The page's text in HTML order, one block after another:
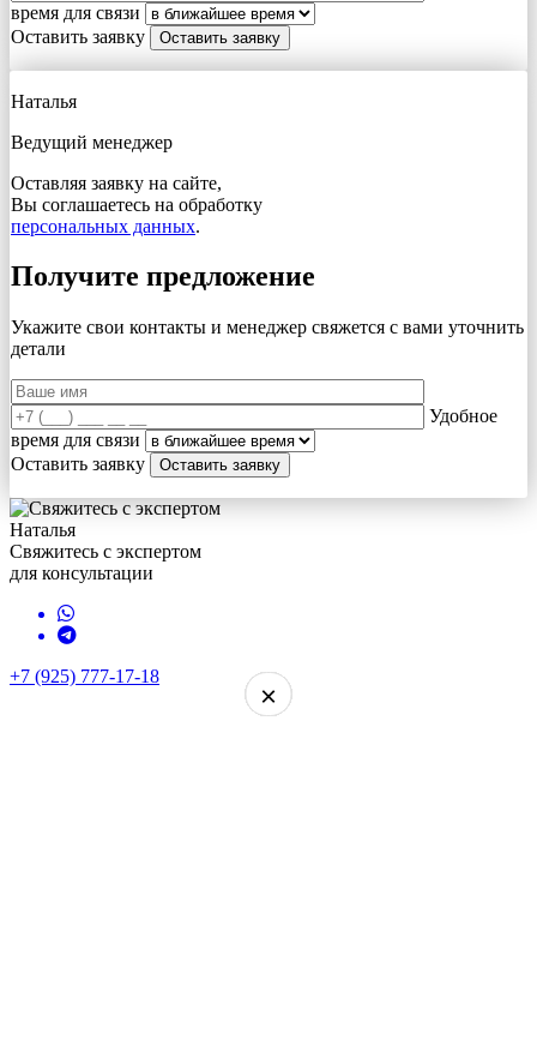
×
×
×
×
×
×
×
×
время для связи
Оставить заявку
×
Наталья
Ведущий менеджер
Оставляя заявку на сайте,
Вы соглашаетесь на обработку
персональных данных.
Получите предложение
Укажите свои контакты и менеджер свяжется с вами уточнить
детали
Удобное
время для связи
Оставить заявку
×
Наталья
Свяжитесь с экспертом
для консультации
+7 (925) 777-17-18